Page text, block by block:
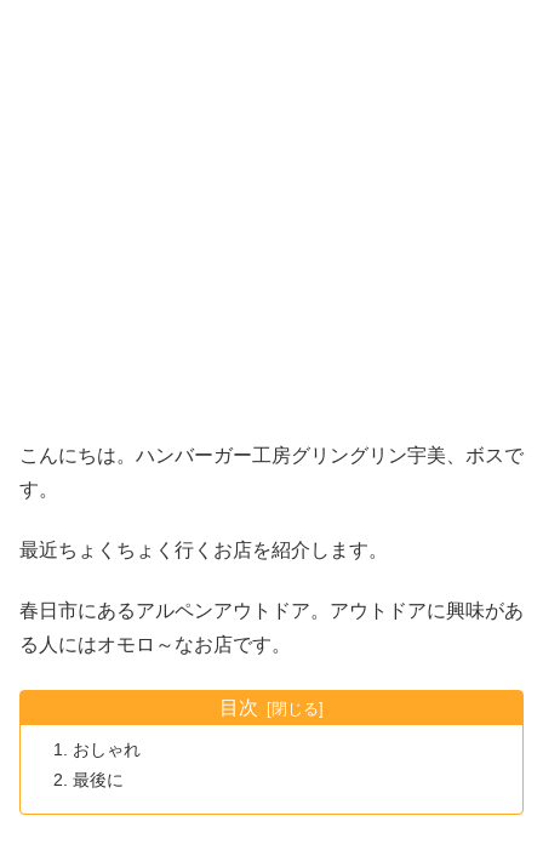
こんにちは。ハンバーガー工房グリングリン宇美、ボスで
す。
最近ちょくちょく行くお店を紹介します。
春日市にあるアルペンアウトドア。アウトドアに興味があ
る人にはオモロ～なお店です。
目次
おしゃれ
最後に